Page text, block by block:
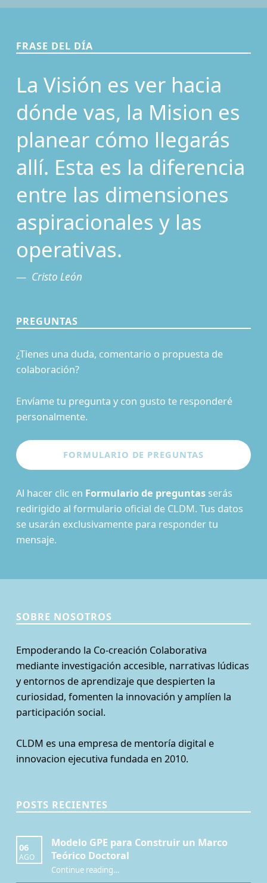
FRASE DEL DÍA
La Visión es ver hacia
dónde vas, la Mision es
planear cómo llegarás
allí. Esta es la diferencia
entre las dimensiones
aspiracionales y las
operativas.
Cristo León
PREGUNTAS
¿Tienes una duda, comentario o propuesta de
colaboración?
Envíame tu pregunta y con gusto te responderé
personalmente.
Al hacer clic en Formulario de preguntasserás
redirigido al formulario oficial de CLDM. Tus datos
se usarán exclusivamente para responder tu
mensaje.
SOBRE NOSOTROS
Empoderando la Co-creación Colaborativa
mediante investigación accesible, narrativas lúdicas
y entornos de aprendizaje que despierten la
curiosidad, fomenten la innovación y amplíen la
participación social.
CLDM es una empresa de mentoría digital e
innovacion ejecutiva fundada en 2010.
POSTS RECIENTES
06
AGO
Modelo GPE para Construir un Marco
Teórico Doctoral
Continue reading“Modelo GPE para Construir un Marco Teórico Doctoral”
…